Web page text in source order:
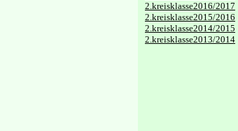
2.kreisklasse2016/2017
2.kreisklasse2015/2016
2.kreisklasse2014/2015
2.kreisklasse2013/2014